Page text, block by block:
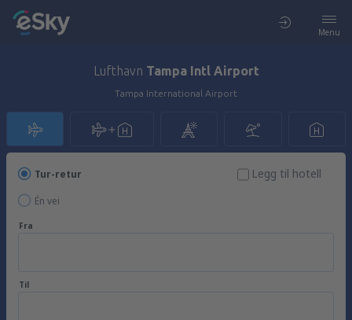
Menu
Lufthavn Tampa Intl Airport
Tampa International Airport
Tur-retur
Én vei
Legg til hotell
Fra
Til